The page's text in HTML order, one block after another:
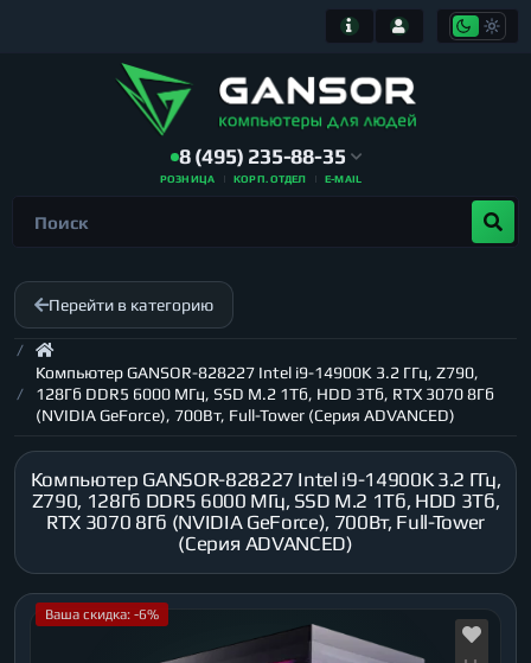
8 (495) 235-88-35
РОЗНИЦА КОРП. ОТДЕЛ E-MAIL
Перейти в категорию
Компьютер GANSOR-828227 Intel i9-14900K 3.2 ГГц, Z790,
128Гб DDR5 6000 МГц, SSD M.2 1Тб, HDD 3Тб, RTX 3070 8Гб
(NVIDIA GeForce), 700Вт, Full-Tower (Серия ADVANCED)
Компьютер GANSOR-828227 Intel i9-14900K 3.2 ГГц,
Z790, 128Гб DDR5 6000 МГц, SSD M.2 1Тб, HDD 3Тб,
RTX 3070 8Гб (NVIDIA GeForce), 700Вт, Full-Tower
(Серия ADVANCED)
Ваша скидка: -6%